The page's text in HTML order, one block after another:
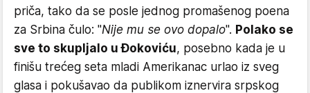
priča, tako da se posle jednog promašenog poena
za Srbina čulo: "Nije mu se ovo dopalo". Polako se
sve to skupljalo u Đokoviću, posebno kada je u
finišu trećeg seta mladi Amerikanac urlao iz sveg
glasa i pokušavao da publikom iznervira srpskog